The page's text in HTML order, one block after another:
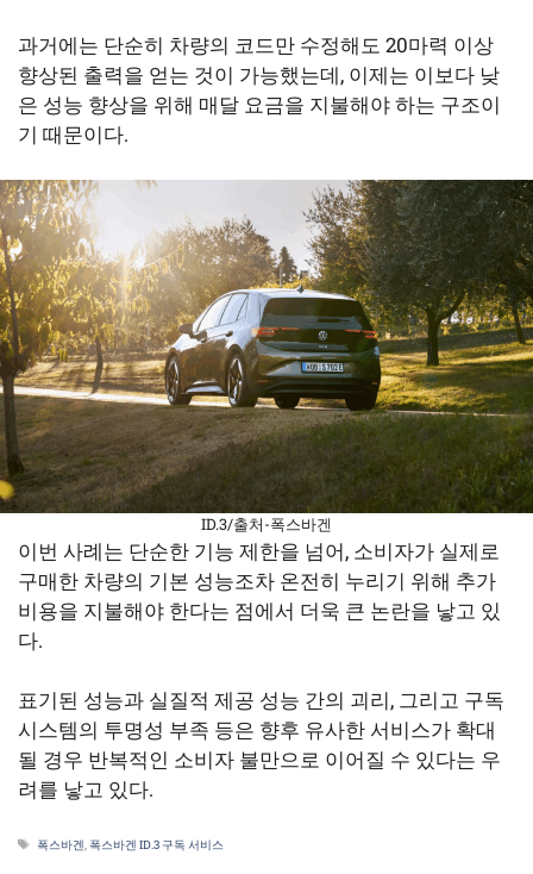
과거에는 단순히 차량의 코드만 수정해도 20마력 이상
향상된 출력을 얻는 것이 가능했는데, 이제는 이보다 낮
은 성능 향상을 위해 매달 요금을 지불해야 하는 구조이
기 때문이다.
ID.3/출처-폭스바겐
이번 사례는 단순한 기능 제한을 넘어, 소비자가 실제로
구매한 차량의 기본 성능조차 온전히 누리기 위해 추가
비용을 지불해야 한다는 점에서 더욱 큰 논란을 낳고 있
다.
표기된 성능과 실질적 제공 성능 간의 괴리, 그리고 구독
시스템의 투명성 부족 등은 향후 유사한 서비스가 확대
될 경우 반복적인 소비자 불만으로 이어질 수 있다는 우
려를 낳고 있다.
태
폭스바겐,폭스바겐 ID.3 구독 서비스